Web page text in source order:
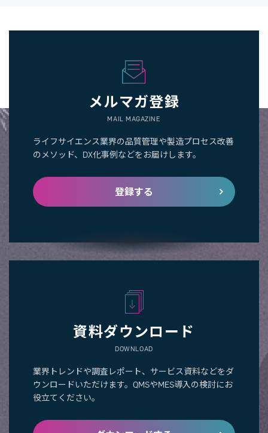
メルマガ登録
MAIL MAGAZINE
ライフサイエンス業界の品質管理や製造プロセス改善
のメソッド、DX化事例などをお届けします。
登録する
資料ダウンロード
DOWNLOAD
業界トレンドや調査レポート、サービス資料などをダ
ウンロードいただけます。QMSやMES導入の検討にお
役立てください。